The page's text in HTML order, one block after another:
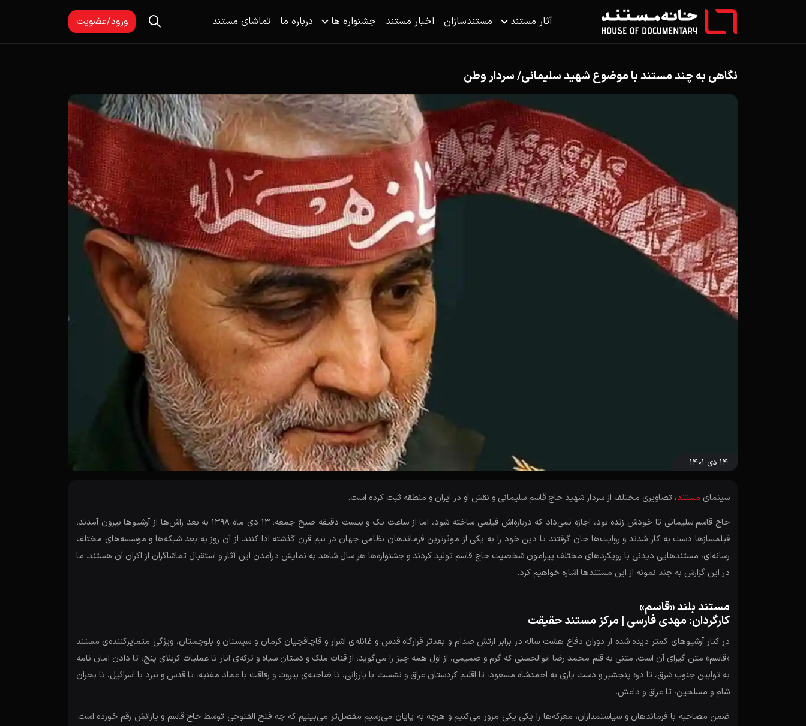
آثار مستند مستندسازان اخبار مستند جشنواره ها درباره ما تماشای مستند ورود/عضویت
نگاهی به چند مستند با موضوع شهید سلیمانی/ سردار وطن
۱۴ دی ۱۴۰۱
سینمای مستند، تصاویری مختلف از سردار شهید حاج قاسم سلیمانی و نقش او در ایران و منطقه ثبت کرده است.
حاج قاسم سلیمانی تا خودش زنده بود، اجازه نمی‌داد که درباره‌اش فیلمی ساخته شود، اما از ساعت یک و بیست دقیقه‌ صبح جمعه‌، 13 دی ماه 1398 به بعد راش‌ها از آرشیوها بیرون آمدند،
فیلمساز‌ها دست به کار شدند و روایت‌ها جان گرفتند تا دین خود را به یکی از موثرترین فرماندهان نظامی جهان در نیم قرن گذشته ادا کنند. از آن روز به بعد شبکه‌ها و موسسه‌های مختلف
رسانه‌ای، مستندهایی دیدنی با رویکردهای مختلف پیرامون شخصیت حاج قاسم تولید کردند و جشنواره‌ها هر سال شاهد به نمایش درآمدن این آثار و استقبال تماشاگران از اکران آن هستند. ما
در این گزارش به چند نمونه از این مستندها اشاره خواهیم کرد.
مستند بلند «قاسم»
کارگردان: مهدی فارسی | مرکز مستند حقیقت
در کنار آرشیوهای کمتر دیده شده از دوران دفاع هشت ساله در برابر ارتش صدام و بعدتر قرارگاه قدس و غائله‌ی اشرار و قاچاقچیان کرمان و سیستان و بلوچستان، ویژگی متمایزکننده‌ی مستند
«قاسم» متن گیرای آن است. متنی به قلم محمد رضا ابوالحسنی که گرم و صمیمی، از اول همه چیز را می‌گوید، از قنات ملک و دستان سیاه و ترکه‌ی انار تا عملیات کربلای پنج، تا دادن امان نامه
به توابین جنوب شرق، تا دره پنجشیر و دست یاری به احمدشاه مسعود، تا اقلیم کردستان عراق و نشست با بارزانی، تا ضاحیه‌ی بیروت و رفاقت با عماد مغنیه، تا قدس و نبرد با اسرائیل، تا بحران
شام و مسلحین، تا عراق و داعش.
ضمن مصاحبه با فرماندهان و سیاستمداران، معرکه‌ها را یکی یکی مرور می‌کنیم و هرچه به پایان می‌رسیم مفصل‌تر می‌بینیم که چه فتح الفتوحی توسط حاج قاسم و یارانش رقم خورده است.